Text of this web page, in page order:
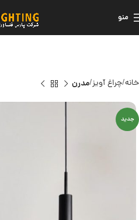
منو
خانه چراغ آویز مدرن
جدید